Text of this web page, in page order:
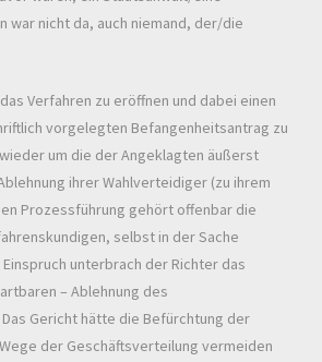
war nicht da, auch niemand, der/die
Verfahren zu eröffnen und dabei einen
vorgelegten Befangenheitsantrag zu
um die der Angeklagten äußerst
ihrer Wahlverteidiger (zu ihrem
Prozessführung gehört offenbar die
selbst in der Sache
unterbrach der Richter das
– Ablehnung des
Gericht hätte die Befürchtung der
der Geschäftsverteilung vermeiden